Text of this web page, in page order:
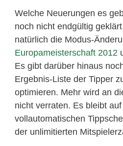
Welche Neuerungen es
noch nicht endgültig
natürlich die Modus-
Europameisterschaft 2012
Es gibt darüber hinaus
Ergebnis-Liste der Tipper
optimieren. Mehr wird an
nicht verraten. Es bleibt
vollautomatischen
der unlimitierten